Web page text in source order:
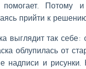
Потому
прийти к
выглядит так себе:
облупилась от
надписи и